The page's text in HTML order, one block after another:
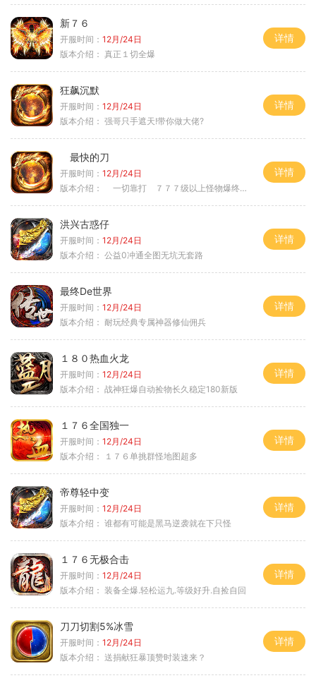
新７６
开服时间： 12月/24日
版本介绍： 真正１切全爆
详情
狂飙沉默
开服时间： 12月/24日
版本介绍： 强哥只手遮天!带你做大佬?
详情
最快的刀
开服时间： 12月/24日
版本介绍：
一切靠打 ７７７级以上怪物爆终极
详情
洪兴古惑仔
开服时间： 12月/24日
版本介绍： 公益0冲通全图无坑无套路
详情
最终De世界
开服时间： 12月/24日
版本介绍： 耐玩经典专属神器修仙佣兵
详情
１８０热血火龙
开服时间： 12月/24日
版本介绍： 战神狂爆自动捡物长久稳定180新版
详情
１７６全国独一
开服时间： 12月/24日
版本介绍：
１７６单挑群怪地图超多
详情
帝尊轻中变
开服时间： 12月/24日
版本介绍： 谁都有可能是黑马逆袭就在下只怪
详情
１７６无极合击
开服时间： 12月/24日
版本介绍： 装备全爆.轻松运九.等级好升.自捡自回
详情
刀刀切割5%冰雪
开服时间： 12月/24日
版本介绍： 送捐献狂暴顶赞时装速来？
详情